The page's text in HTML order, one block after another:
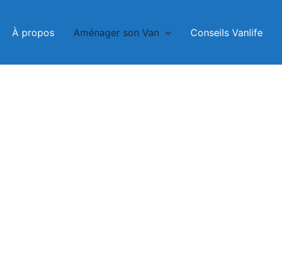
À propos Aménager son Van Conseils Vanlife